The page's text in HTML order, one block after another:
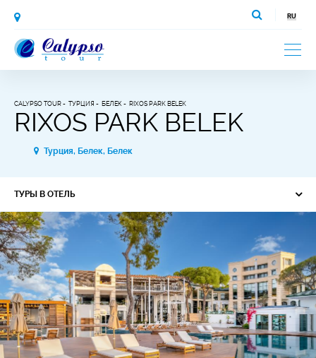
CALYPSO TOUR ТУРЦИЯ БЕЛЕК RIXOS PARK BELEK
RIXOS PARK BELEK
Турция, Белек, Белек
ТУРЫ В ОТЕЛЬ